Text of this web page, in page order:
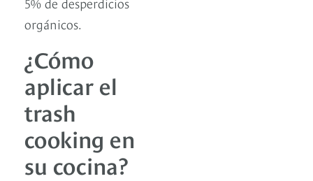
orgánicos.
¿Cómo
aplicar el
trash
cooking en
su cocina?